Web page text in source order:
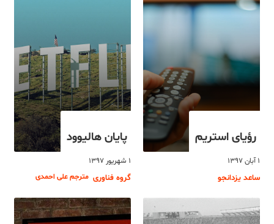
رؤیای استریم
۱ آبان ۱۳۹۷
ساعد یزدانجو
پایان هالیوود
۱ شهریور ۱۳۹۷
گروه فناوری مترجم علی احمدی